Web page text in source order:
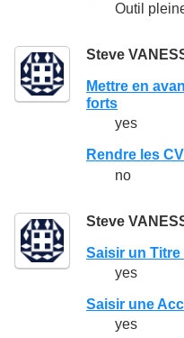
Outil
Steve
Mettre en
forts
yes
Rendre les
no
Steve
Saisir un Titre
yes
Saisir une
yes